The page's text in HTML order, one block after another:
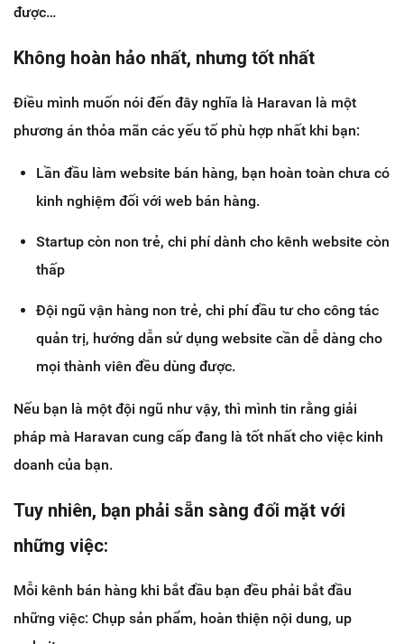
được…
Không hoàn hảo nhất, nhưng tốt nhất
Điều mình muốn nói đến đây nghĩa là Haravan là một
phương án thỏa mãn các yếu tố phù hợp nhất khi bạn:
Lần đầu làm website bán hàng, bạn hoàn toàn chưa có
kinh nghiệm đối với web bán hàng.
Startup còn non trẻ, chi phí dành cho kênh website còn
thấp
Đội ngũ vận hàng non trẻ, chi phí đầu tư cho công tác
quản trị, hướng dẫn sử dụng website cần dễ dàng cho
mọi thành viên đều dùng được.
Nếu bạn là một đội ngũ như vậy, thì mình tin rằng giải
pháp mà Haravan cung cấp đang là tốt nhất cho việc kinh
doanh của bạn.
Tuy nhiên, bạn phải sẵn sàng đối mặt với
những việc:
Mỗi kênh bán hàng khi bắt đầu bạn đều phải bắt đầu
những việc: Chụp sản phẩm, hoàn thiện nội dung, up